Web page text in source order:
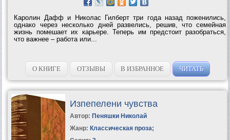
Каролин Дафф и Николас Гилберт три года назад поженились,
однако через несколько дней развелись, решив, что семейная
жизнь помешает их карьере. Теперь им предстоит разобраться,
что важнее – работа или...
О КНИГЕ ОТЗЫВЫ В ИЗБРАННОЕ ЧИТАТЬ
Изпепелени чувства
Автор: Пеняшки Николай
Жанр: Классическая проза;